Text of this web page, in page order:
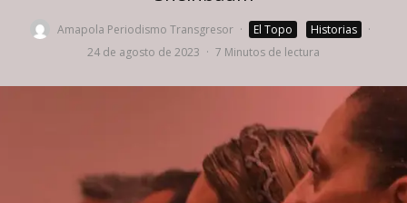
Amapola Periodismo Transgresor · El Topo Historias
·
24 de agosto de 2023 · 7 Minutos de lectura